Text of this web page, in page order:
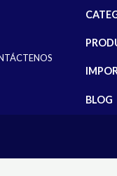
BLOG